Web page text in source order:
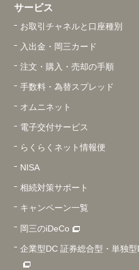
サービス
お取引チャネルと口座種別
入出金・岡三カード
注文・購入・売却の手順
手数料・為替スプレッド
オムニネット
電子交付サービス
らくらくネット情報便
NISA
相続対策サポート
キャンペーン一覧
岡三のiDeCo
企業型DC 証券総合型・単独型